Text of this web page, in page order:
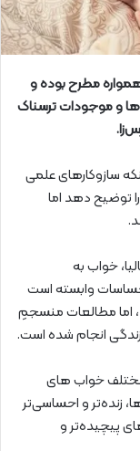
مطرح بوده و
و موجودات ترسناک
سازوکارهای علمی
توضیح دهد اما
خواب به
وابسته است
اما مطالعات منسجمِ
انجام شده است.
خواب‌ های
زنده‌تر و احساسی‌تر
پیچیده‌تر و